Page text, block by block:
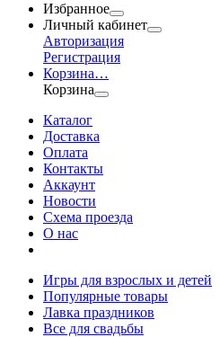
Избранное
Личный кабинет
Авторизация
Регистрация
Корзина…
Корзина
Каталог
Доставка
Оплата
Контакты
Аккаунт
Новости
Схема проезда
О нас
Игры для взрослых и детей
Популярные товары
Лавка праздников
Все для свадьбы